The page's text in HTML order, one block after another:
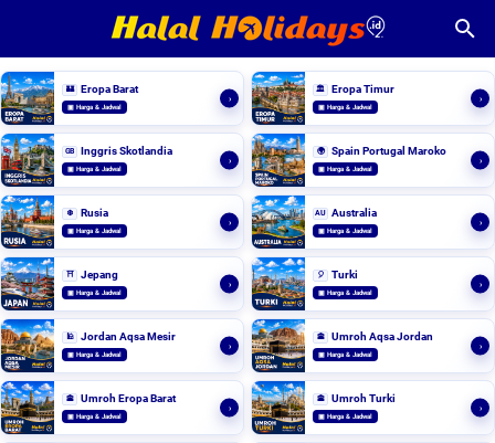
🏰 Eropa Barat
▣ Harga & Jadwal
›
🏛️ Eropa Timur
▣ Harga & Jadwal
›
GB Inggris Skotlandia
▣ Harga & Jadwal
›
🌍 Spain Portugal Maroko
▣ Harga & Jadwal
›
❄️ Rusia
▣ Harga & Jadwal
›
AU Australia
▣ Harga & Jadwal
›
⛩️ Jepang
▣ Harga & Jadwal
›
🎈 Turki
▣ Harga & Jadwal
›
🕌 Jordan Aqsa Mesir
▣ Harga & Jadwal
›
🕋 Umroh Aqsa Jordan
▣ Harga & Jadwal
›
🕋 Umroh Eropa Barat
▣ Harga & Jadwal
›
🕋 Umroh Turki
▣ Harga & Jadwal
›